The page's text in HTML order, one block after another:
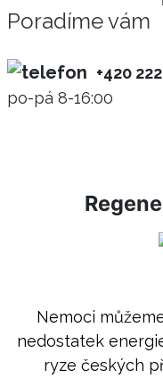
Poradíme vám
+420
po-pá 8-16:00
Nemoci
nedostatek
ryze českých